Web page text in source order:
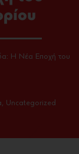
Η Νέα Εποχή του
, Uncategorized